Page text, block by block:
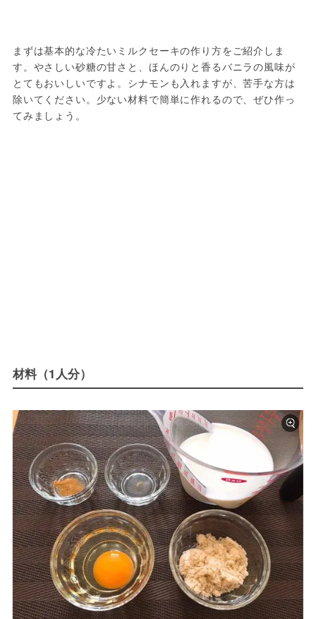
まずは基本的な冷たいミルクセーキの作り方をご紹介しま
す。やさしい砂糖の甘さと、ほんのりと香るバニラの風味が
とてもおいしいですよ。シナモンも入れますが、苦手な方は
除いてください。少ない材料で簡単に作れるので、ぜひ作っ
てみましょう。
材料（1人分）